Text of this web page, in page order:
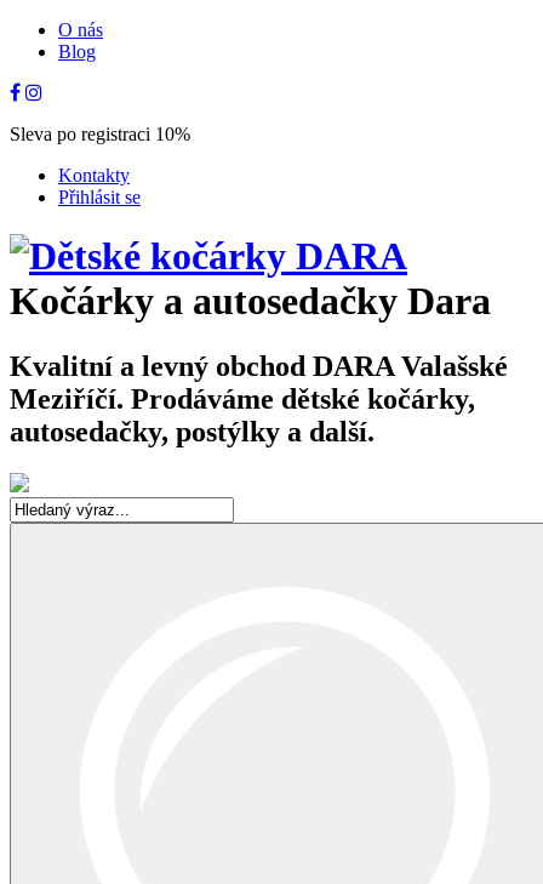
O nás
Blog
Sleva po registraci 10%
Kontakty
Přihlásit se
Kočárky a autosedačky Dara
Kvalitní a levný obchod DARA Valašské
Meziříčí. Prodáváme dětské kočárky,
autosedačky, postýlky a další.